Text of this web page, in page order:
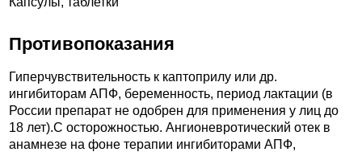
Противопоказания
Гиперчувствительность к каптоприлу или др.
ингибиторам АПФ, беременность, период лактации (в
России препарат не одобрен для применения у лиц до
18 лет).C осторожностью. Ангионевротический отек в
анамнезе на фоне терапии ингибиторами АПФ,